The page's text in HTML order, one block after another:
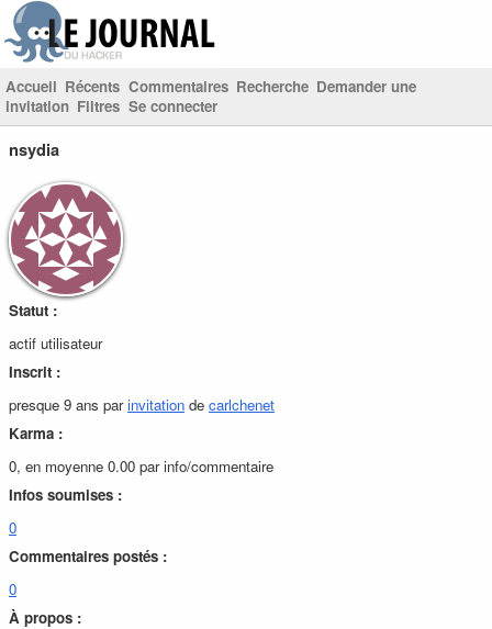
Accueil Récents Commentaires Recherche Demander une
invitation Filtres Se connecter
nsydia
Statut :
actif utilisateur
Inscrit :
presque 9 ans parinvitation de carlchenet
Karma :
0, en moyenne 0.00 par info/commentaire
Infos soumises :
0
Commentaires postés :
0
À propos :